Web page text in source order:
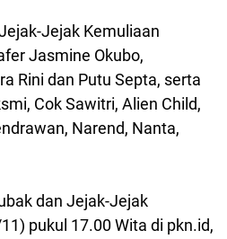
Jejak Kemuliaan
Jasmine Okubo,
Rini dan Putu Septa, serta
Cok Sawitri, Alien Child,
Narend, Nanta,
dan Jejak-Jejak
pukul 17.00 Wita di pkn.id,